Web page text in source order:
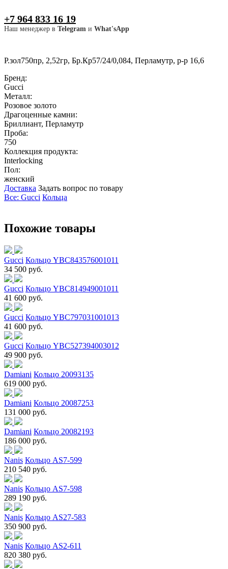
+7 964 833 16 19
Наш менеджер в Telegram и What'sApp
Р.зол750пр, 2,52гр, Бр.Кр57/24/0,084, Перламутр, р-р 16,6
Бренд:
Gucci
Металл:
Розовое золото
Драгоценные камни:
Бриллиант, Перламутр
Проба:
750
Коллекция продукта:
Interlocking
Пол:
женский
Доставка Задать вопрос по товару
Все: Gucci Кольца
Похожие товары
Gucci Кольцо YBC843576001011
34 500 руб.
Gucci Кольцо YBC814949001011
41 600 руб.
Gucci Кольцо YBC797031001013
41 600 руб.
Gucci Кольцо YBC527394003012
49 900 руб.
Damiani Кольцо 20093135
619 000 руб.
Damiani Кольцо 20087253
131 000 руб.
Damiani Кольцо 20082193
186 000 руб.
Nanis Кольцо AS7-599
210 540 руб.
Nanis Кольцо AS7-598
289 190 руб.
Nanis Кольцо AS27-583
350 900 руб.
Nanis Кольцо AS2-611
820 380 руб.